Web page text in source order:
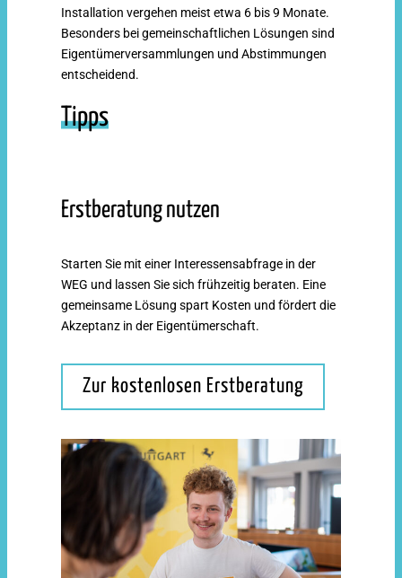
Installation vergehen meist etwa 6 bis 9 Monate.
Besonders bei gemeinschaftlichen Lösungen sind
Eigentümerversammlungen und Abstimmungen
entscheidend.
Tipps
Erstberatung nutzen
Starten Sie mit einer Interessensabfrage in der
WEG und lassen Sie sich frühzeitig beraten. Eine
gemeinsame Lösung spart Kosten und fördert die
Akzeptanz in der Eigentümerschaft.
Zur kostenlosen Erstberatung